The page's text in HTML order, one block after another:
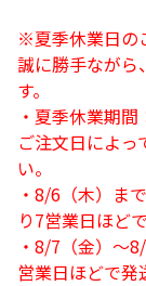
※夏季休業日の
誠に勝手ながら
す。
・夏季休業期
ご注文日によ
い。
・8/6（木）ま
り7営業日ほど
・8/7（金）～
営業日ほどで発